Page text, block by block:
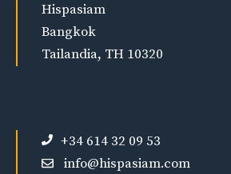
Hispasiam
Bangkok
Tailandia, TH 10320
+34 614 32 09 53
info@hispasiam.com